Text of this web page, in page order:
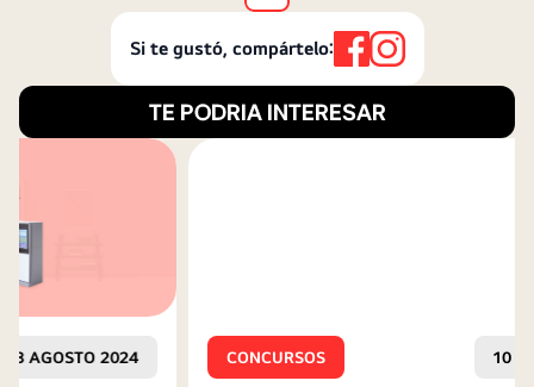
Si te gustó, compártelo:
TE PODRIA INTERESAR
CONCURSOS 10 DICIEMBRE 2024